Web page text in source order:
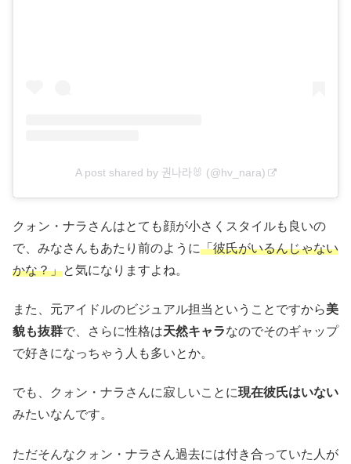
A post shared by 권나라🐰 (@hv_nara)
クォン・ナラさんはとても顔が小さくスタイルも良いの
で、みなさんもあたり前のように「彼氏がいるんじゃない
かな？」と気になりますよね。
また、元アイドルのビジュアル担当ということですから美
貌も抜群で、さらに性格は天然キャラなのでそのギャップ
で好きになっちゃう人も多いとか。
でも、クォン・ナラさんに寂しいことに現在彼氏はいない
みたいなんです。
ただそんなクォン・ナラさん過去には付き合っていた人が